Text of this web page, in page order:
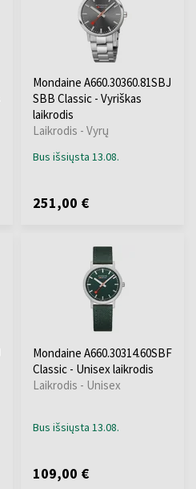
Mondaine A660.30360.81SBJ
SBB Classic - Vyriškas
laikrodis
Laikrodis - Vyrų
Bus išsiųsta 13.08.
251,00 €
Mondaine A660.30314.60SBF
Classic - Unisex laikrodis
Laikrodis - Unisex
Bus išsiųsta 13.08.
109,00 €